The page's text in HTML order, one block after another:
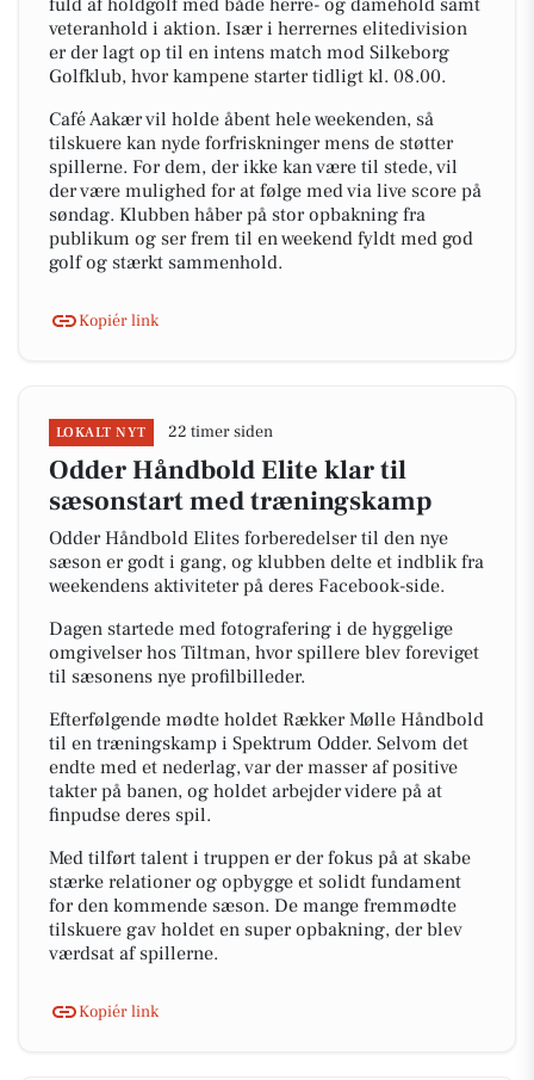
fuld af holdgolf med både herre- og damehold samt
veteranhold i aktion. Især i herrernes elitedivision
er der lagt op til en intens match mod Silkeborg
Golfklub, hvor kampene starter tidligt kl. 08.00.
Café Aakær vil holde åbent hele weekenden, så
tilskuere kan nyde forfriskninger mens de støtter
spillerne. For dem, der ikke kan være til stede, vil
der være mulighed for at følge med via live score på
søndag. Klubben håber på stor opbakning fra
publikum og ser frem til en weekend fyldt med god
golf og stærkt sammenhold.
Kopiér link
LOKALT NYT 22 timer siden
Odder Håndbold Elite klar til
sæsonstart med træningskamp
Odder Håndbold Elites forberedelser til den nye
sæson er godt i gang, og klubben delte et indblik fra
weekendens aktiviteter på deres Facebook-side.
Dagen startede med fotografering i de hyggelige
omgivelser hos Tiltman, hvor spillere blev foreviget
til sæsonens nye profilbilleder.
Efterfølgende mødte holdet Rækker Mølle Håndbold
til en træningskamp i Spektrum Odder. Selvom det
endte med et nederlag, var der masser af positive
takter på banen, og holdet arbejder videre på at
finpudse deres spil.
Med tilført talent i truppen er der fokus på at skabe
stærke relationer og opbygge et solidt fundament
for den kommende sæson. De mange fremmødte
tilskuere gav holdet en super opbakning, der blev
værdsat af spillerne.
Kopiér link